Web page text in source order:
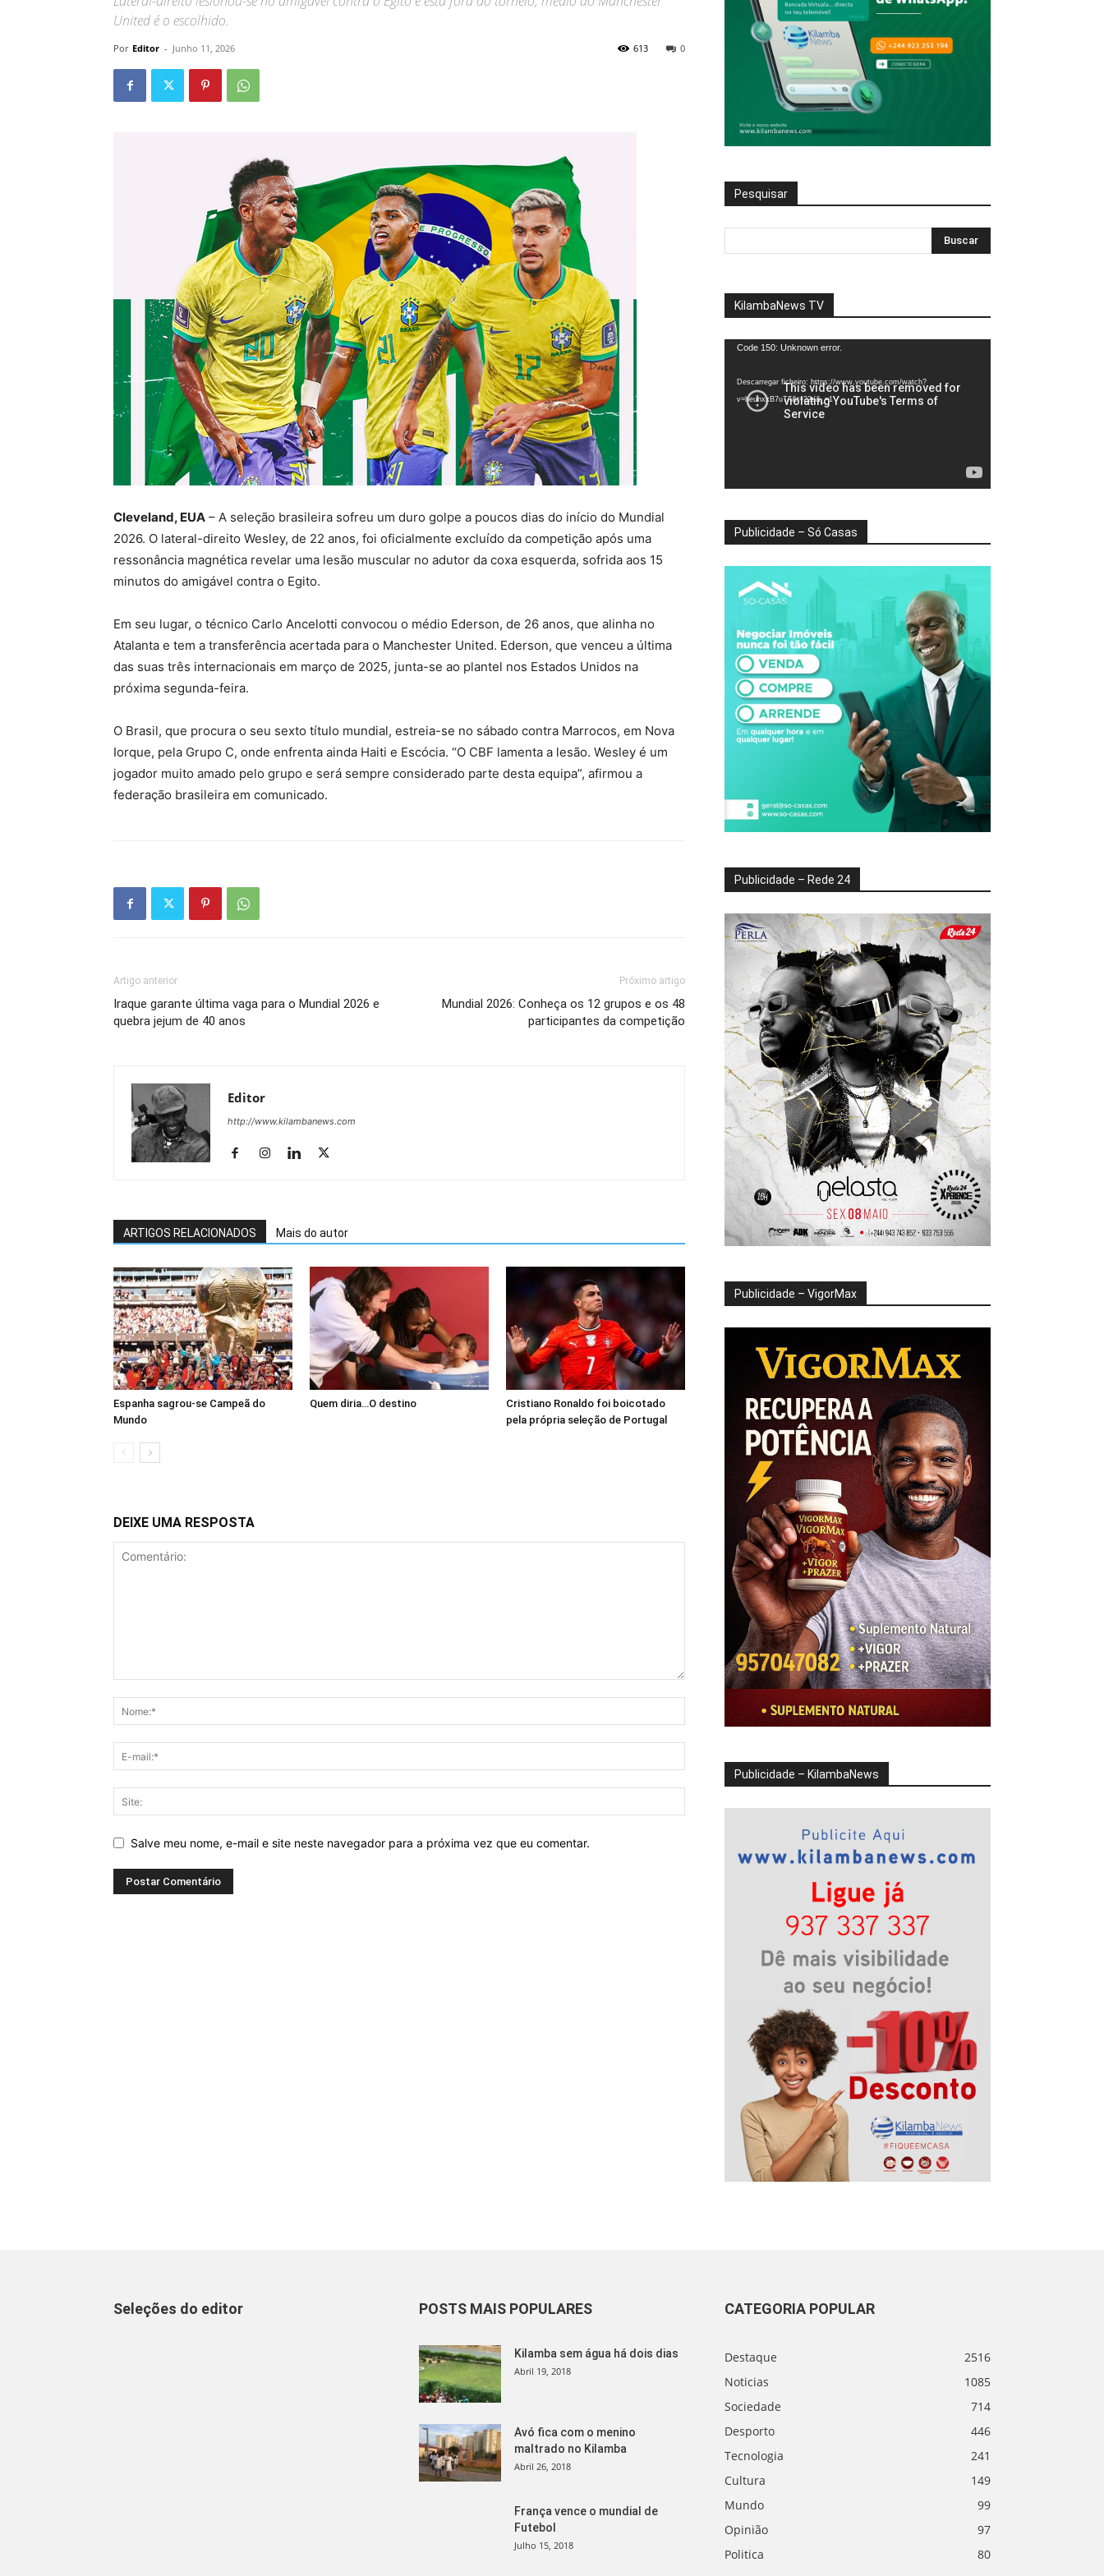
United é o escolhido.
Por Editor - Junho 11, 2026 0
613
Cleveland, EUA – A seleção brasileira sofreu um duro golpe a poucos dias do início do Mundial
2026. O lateral-direito Wesley, de 22 anos, foi oficialmente excluído da competição após uma
ressonância magnética revelar uma lesão muscular no adutor da coxa esquerda, sofrida aos 15
minutos do amigável contra o Egito.
Em seu lugar, o técnico Carlo Ancelotti convocou o médio Ederson, de 26 anos, que alinha no
Atalanta e tem a transferência acertada para o Manchester United. Ederson, que venceu a última
das suas três internacionais em março de 2025, junta-se ao plantel nos Estados Unidos na
próxima segunda-feira.
O Brasil, que procura o seu sexto título mundial, estreia-se no sábado contra Marrocos, em Nova
Iorque, pela Grupo C, onde enfrenta ainda Haiti e Escócia. “O CBF lamenta a lesão. Wesley é um
jogador muito amado pelo grupo e será sempre considerado parte desta equipa”, afirmou a
federação brasileira em comunicado.
Artigo anterior
Iraque garante última vaga para o Mundial 2026 e
quebra jejum de 40 anos
Próximo artigo
Mundial 2026: Conheça os 12 grupos e os 48
participantes da competição
Editor
http://www.kilambanews.com
ARTIGOS RELACIONADOS Mais do autor
Espanha sagrou-se Campeã do
Mundo
Quem diria…O destino
Cristiano Ronaldo foi boicotado
pela própria seleção de Portugal
DEIXE UMA RESPOSTA
Salve meu nome, e-mail e site neste navegador para a próxima vez que eu comentar.
Pesquisar
KilambaNews TV
Reprodutor
vídeo
Code 150: Unknown error.
Descarregar ficheiro: https://www.youtube.com/watch?
v=heunxxB7uTA&t=22s&_=1
Publicidade – Só Casas
Publicidade – Rede 24
Publicidade – VigorMax
Publicidade – KilambaNews
Seleções do editor POSTS MAIS POPULARES
Kilamba sem água há dois dias
Abril 19, 2018
Avó fica com o menino
maltrado no Kilamba
Abril 26, 2018
França vence o mundial de
Futebol
Julho 15, 2018
CATEGORIA POPULAR
Destaque
2516
Noticias
1085
Sociedade
714
Desporto
446
Tecnologia
241
Cultura
149
Mundo
99
Opinião
97
Politica
80